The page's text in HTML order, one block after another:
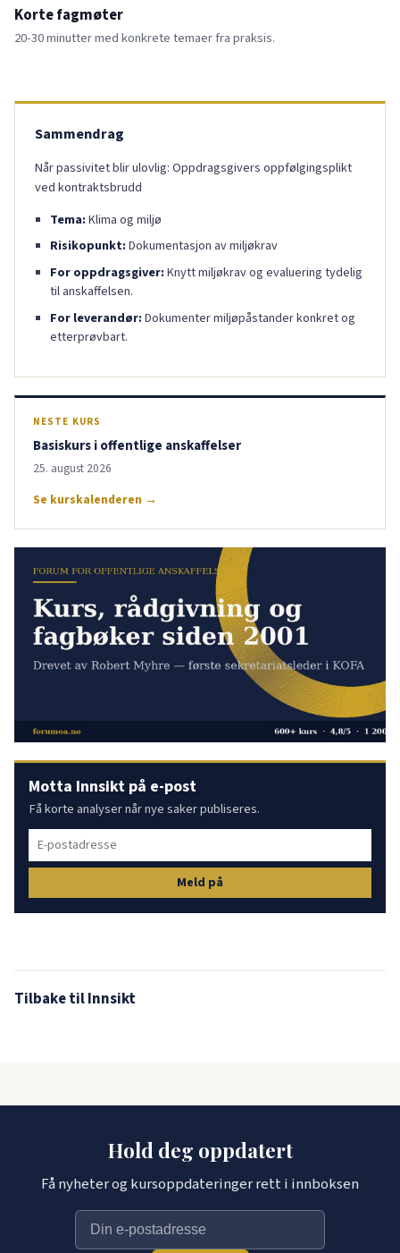
Korte fagmøter
20-30 minutter med konkrete temaer fra praksis.
Sammendrag
Når passivitet blir ulovlig: Oppdragsgivers oppfølgingsplikt
ved kontraktsbrudd
Tema: Klima og miljø
Risikopunkt: Dokumentasjon av miljøkrav
For oppdragsgiver: Knytt miljøkrav og evaluering tydelig
til anskaffelsen.
For leverandør: Dokumenter miljøpåstander konkret og
etterprøvbart.
NESTE KURS
Basiskurs i offentlige anskaffelser
25. august 2026
Se kurskalenderen →
Motta Innsikt på e-post
Få korte analyser når nye saker publiseres.
Meld på
Tilbake til Innsikt
Hold deg oppdatert
Få nyheter og kursoppdateringer rett i innboksen